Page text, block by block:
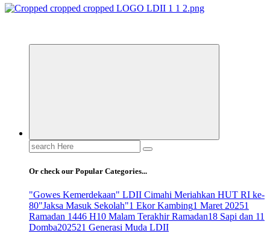
Search
for:
Or check our Popular Categories...
"Gowes Kemerdekaan" LDII Cimahi Meriahkan HUT RI ke-
80"Jaksa Masuk Sekolah"1 Ekor Kambing1 Maret 20251
Ramadan 1446 H10 Malam Terakhir Ramadan18 Sapi dan 11
Domba202521 Generasi Muda LDII